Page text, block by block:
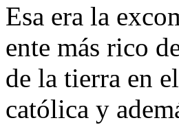
Esa era la
ente más rico
de la tierra en
católica y